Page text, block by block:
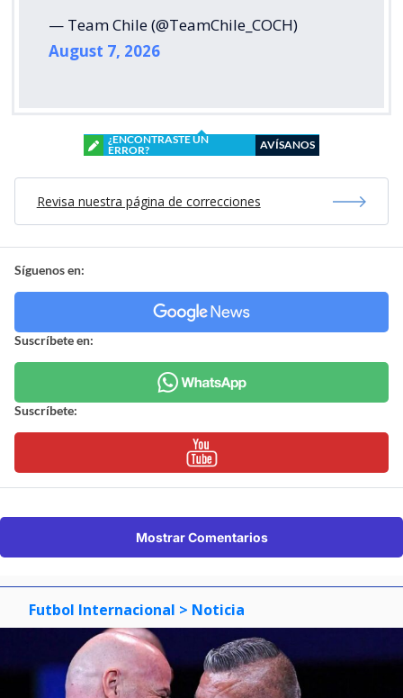
— Team Chile (@TeamChile_COCH)
August 7, 2026
¿ENCONTRASTE UN
ERROR?
AVÍSANOS
Revisa nuestra página de correcciones
Síguenos en:
Suscríbete en:
Suscríbete:
Mostrar Comentarios
Futbol Internacional > Noticia